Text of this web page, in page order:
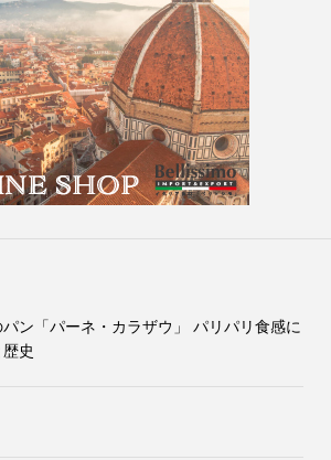
ン「パーネ・カラザウ」 パリパリ食感に
史